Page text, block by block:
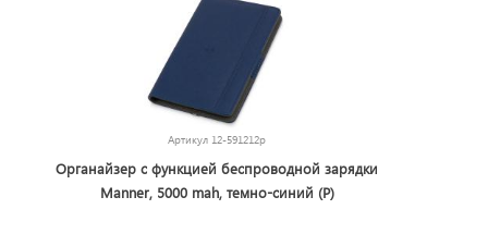
Артикул 12-591212p
Органайзер с функцией беспроводной зарядки
Manner, 5000 mah, темно-синий (Р)